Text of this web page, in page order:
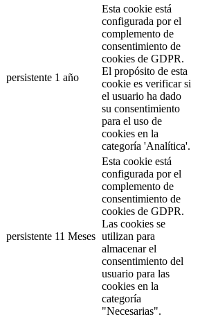
persistente 1 año
Esta cookie está
configurada por el
complemento de
consentimiento de
cookies de GDPR.
El propósito de esta
cookie es verificar si
el usuario ha dado
su consentimiento
para el uso de
cookies en la
categoría 'Analítica'.
persistente 11 Meses
Esta cookie está
configurada por el
complemento de
consentimiento de
cookies de GDPR.
Las cookies se
utilizan para
almacenar el
consentimiento del
usuario para las
cookies en la
categoría
"Necesarias".